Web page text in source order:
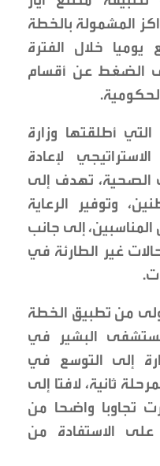
المشمولة بالخطة
700 مراجع يوميا خلال الفترة
الضغط عن أقسام
أطلقتها وزارة
لإعادة
الصحية، تهدف إلى
وتوفير الرعاية
إلى جانب
غير الطارئة في
من تطبيق الخطة
البشير في
إلى التوسع في
ثانية، لافتا إلى
تجاوبا واضحا من
على الاستفادة من